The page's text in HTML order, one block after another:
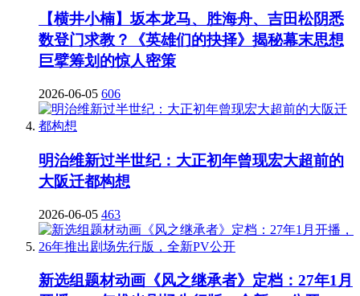
【横井小楠】坂本龙马、胜海舟、吉田松阴悉
数登门求教？《英雄们的抉择》揭秘幕末思想
巨擘筹划的惊人密策
2026-06-05 606
明治维新过半世纪：大正初年曾现宏大超前的
大阪迁都构想
2026-06-05 463
新选组题材动画《风之继承者》定档：27年1月